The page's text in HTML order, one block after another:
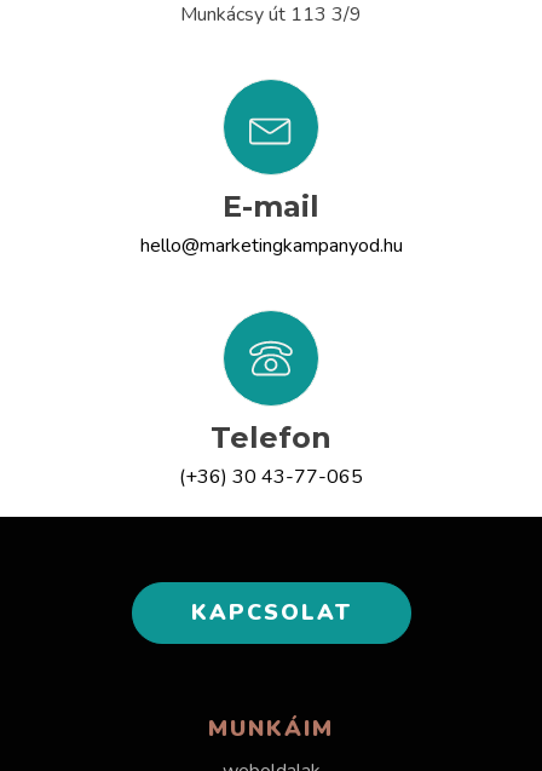
Munkácsy út 113 3/9
E-mail
hello@marketingkampanyod.hu
Telefon
(+36) 30 43-77-065
KAPCSOLAT
MUNKÁIM